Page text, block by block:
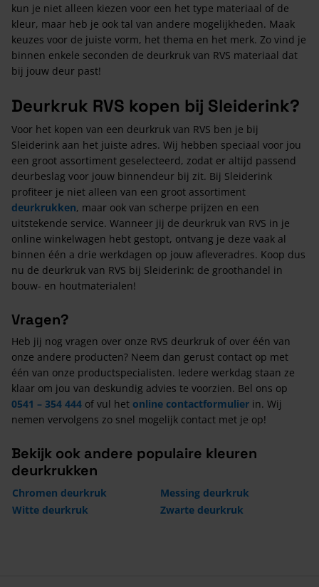
kun je niet alleen kiezen voor een het type materiaal of de
kleur, maar heb je ook tal van andere mogelijkheden. Maak
keuzes voor de juiste vorm, het thema en het merk. Zo vind je
binnen enkele seconden de deurkruk van RVS materiaal dat
bij jouw deur past!
Deurkruk RVS kopen bij Sleiderink?
Voor het kopen van een deurkruk van RVS ben je bij
Sleiderink aan het juiste adres. Wij hebben speciaal voor jou
een groot assortiment geselecteerd, zodat er altijd passend
deurbeslag voor jouw binnendeur bij zit. Bij Sleiderink
profiteer je niet alleen van een groot assortiment
deurkrukken, maar ook van scherpe prijzen en een
uitstekende service. Wanneer jij de deurkruk van RVS in je
online winkelwagen hebt gestopt, ontvang je deze vaak al
binnen één a drie werkdagen op jouw afleveradres. Koop dus
nu de deurkruk van RVS bij Sleiderink: de groothandel in
bouw- en houtmaterialen!
Vragen?
Heb jij nog vragen over onze RVS deurkruk of over één van
onze andere producten? Neem dan gerust contact op met
één van onze productspecialisten. Iedere werkdag staan ze
klaar om jou van deskundig advies te voorzien. Bel ons op
0541 – 354 444 of vul het online contactformulier in. Wij
nemen vervolgens zo snel mogelijk contact met je op!
Bekijk ook andere populaire kleuren
deurkrukken
Chromen deurkruk
Messing deurkruk
Witte deurkruk
Zwarte deurkruk